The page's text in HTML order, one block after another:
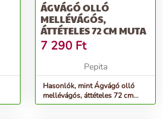
ÁGVÁGÓ OLLÓ
MELLÉVÁGÓS,
ÁTTÉTELES 72 CM MUTA
7 290 Ft
Pepita
Hasonlók, mint Ágvágó olló
mellévágós, áttételes 72 cm
MUTA